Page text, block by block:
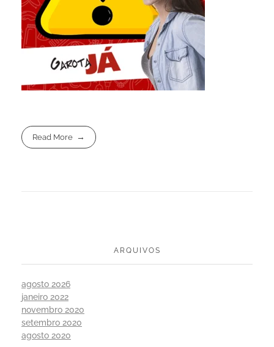
Read More
ARQUIVOS
agosto 2026
janeiro 2022
novembro 2020
setembro 2020
agosto 2020